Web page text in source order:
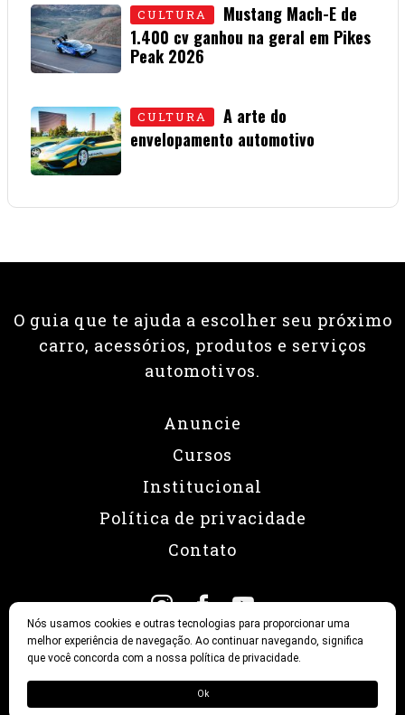
CULTURA
Mustang Mach-E de
1.400 cv ganhou na geral em Pikes
Peak 2026
CULTURA
A arte do
envelopamento automotivo
O guia que te ajuda a escolher seu próximo
carro, acessórios, produtos e serviços
automotivos.
Anuncie
Cursos
Institucional
Política de privacidade
Contato
Nós usamos cookies e outras tecnologias para proporcionar uma
melhor experiência de navegação. Ao continuar navegando, significa
que você concorda com a nossa política de privacidade.
Ok